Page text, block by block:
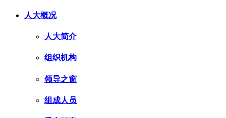
人大概况
人大简介
组织机构
领导之窗
组成人员